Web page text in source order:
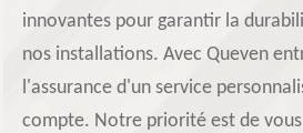
innovantes pour garantir la
nos installations. Avec Queven
l'assurance d'un service
compte. Notre priorité est de